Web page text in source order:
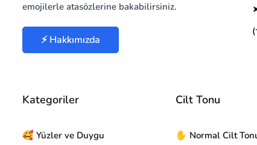
emojilerle atasözlerine bakabilirsiniz.
⚡ Hakkımızda
Kategoriler
🥰 Yüzler ve Duygu
Cilt Tonu
✋ Normal Cilt